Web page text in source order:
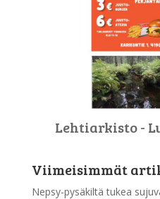
Lehtiarkisto -
Viimeisimmät
Nepsy-pysäkiltä tukea